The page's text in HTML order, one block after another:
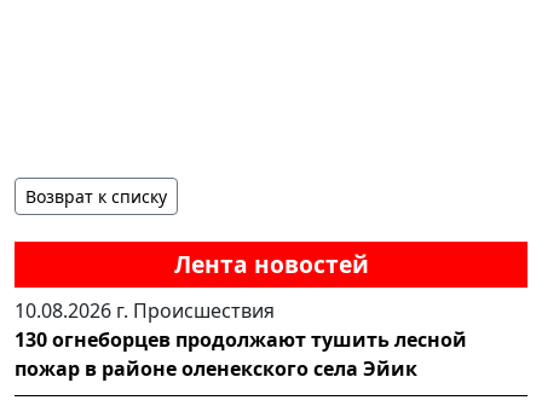
Лента новостей
10.08.2026 г. Происшествия
130 огнеборцев продолжают тушить лесной
пожар в районе оленекского села Эйик
Возврат к списку